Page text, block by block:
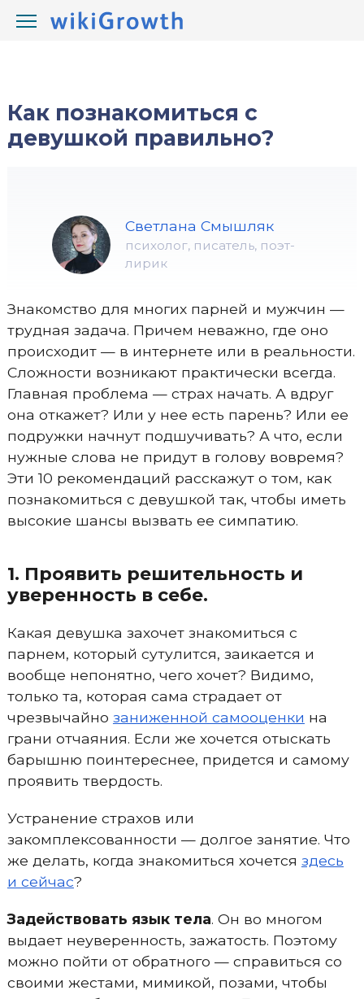
wikiGrowth.com / Отношения
Как познакомиться с
девушкой правильно?
Светлана Смышляк
психолог, писатель, поэт-
лирик
Знакомство для многих парней и мужчин —
трудная задача. Причем неважно, где оно
происходит — в интернете или в реальности.
Сложности возникают практически всегда.
Главная проблема — страх начать. А вдруг
она откажет? Или у нее есть парень? Или ее
подружки начнут подшучивать? А что, если
нужные слова не придут в голову вовремя?
Эти 10 рекомендаций расскажут о том, как
познакомиться с девушкой так, чтобы иметь
высокие шансы вызвать ее симпатию.
1. Проявить решительность и
уверенность в себе.
Какая девушка захочет знакомиться с
парнем, который сутулится, заикается и
вообще непонятно, чего хочет? Видимо,
только та, которая сама страдает от
чрезвычайно заниженной самооценки на
грани отчаяния. Если же хочется отыскать
барышню поинтереснее, придется и самому
проявить твердость.
Устранение страхов или
закомплексованности — долгое занятие. Что
же делать, когда знакомиться хочется здесь
и сейчас?
Задействовать язык тела. Он во многом
выдает неуверенность, зажатость. Поэтому
можно пойти от обратного — справиться со
своими жестами, мимикой, позами, чтобы